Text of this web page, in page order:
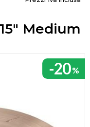
Medium
-20%